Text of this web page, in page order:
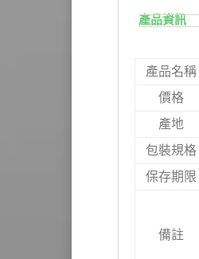
產品資訊
產品名稱
價格
產地
包裝規格
保存期限
備註